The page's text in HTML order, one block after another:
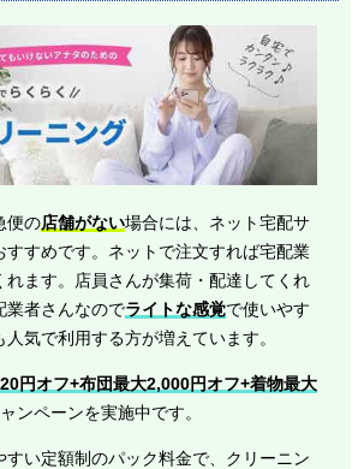
便の店舗がない場合には、ネット宅配サ
すすめです。ネットで注文すれば宅配業
れます。店員さんが集荷・配達してくれ
業者さんなのでライトな感覚で使いやす
人気で利用する方が増えています。
円オフ+布団最大2,000円オフ+着物最大
ンペーンを実施中です。
すい定額制のパック料金で、クリーニン